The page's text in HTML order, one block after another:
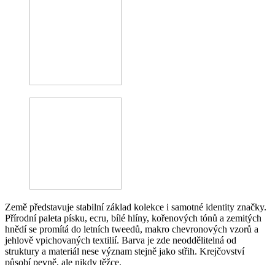
Země představuje stabilní základ kolekce i samotné identity značky.
Přírodní paleta písku, ecru, bílé hlíny, kořenových tónů a zemitých
hnědí se promítá do letních tweedů, makro chevronových vzorů a
jehlově vpichovaných textilií. Barva je zde neoddělitelná od
struktury a materiál nese význam stejně jako střih. Krejčovství
působí pevně, ale nikdy těžce.